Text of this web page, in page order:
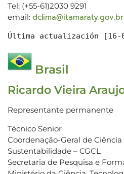
Tel: (+55-61)2030 9291
email: dclima@itamaraty.gov.br
Última actualización [16-
Brasil
Ricardo Vieira
Representante permanente
Técnico Senior
Coordenação-Geral de
Sustentabilidade – CGCL
Secretaria de Pesquisa e